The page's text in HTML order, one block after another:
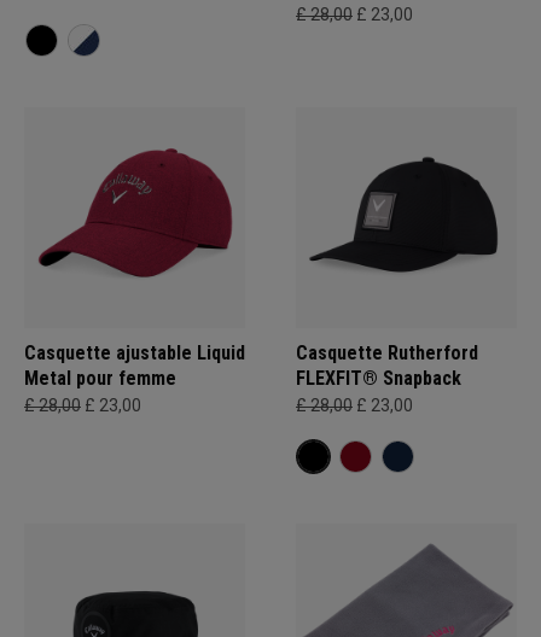
£ 28,00 £ 23,00
Casquette ajustable Liquid
Metal pour femme
£ 28,00 £ 23,00
Casquette Rutherford
FLEXFIT® Snapback
£ 28,00 £ 23,00